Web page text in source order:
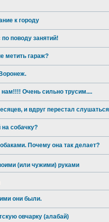
к городу
поводу занятий!
метить гараж?
Очень сильно трусим....
и вдруг перестал
на собачку?
Почему она так делает?
(или чужими) руками
они были.
овчарку (алабай)